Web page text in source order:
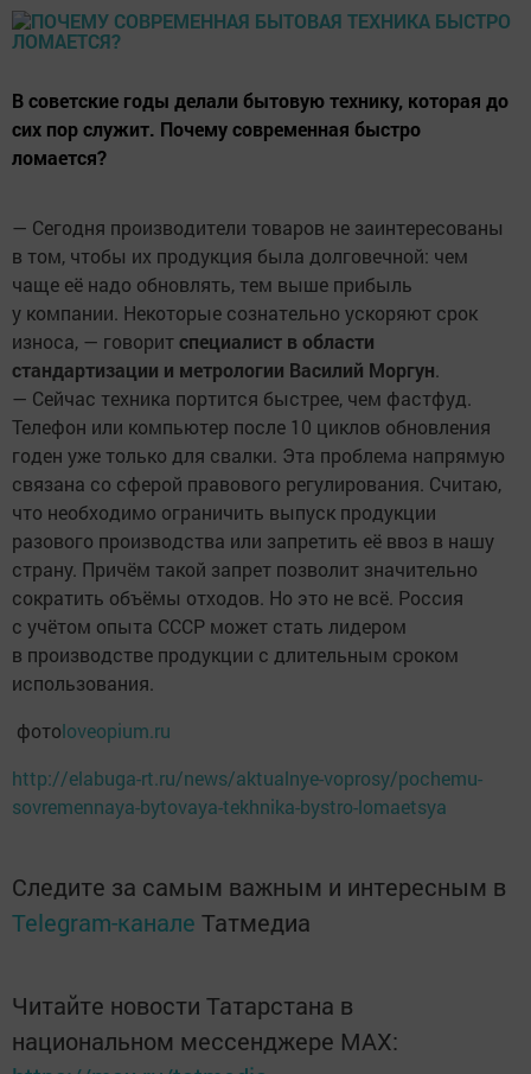
В советские годы делали бытовую технику, которая до
сих пор служит. Почему современная быстро
ломается?
— Сегодня производители товаров не заинтересованы
в том, чтобы их продукция была долговечной: чем
чаще её надо обновлять, тем выше прибыль
у компании. Некоторые сознательно ускоряют срок
износа, — говоритспециалист в области
стандартизации и метрологии Василий Моргун.
— Сейчас техника портится быстрее, чем фастфуд.
Телефон или компьютер после 10 циклов обновления
годен уже только для свалки. Эта проблема напрямую
связана со сферой правового регулирования. Считаю,
что необходимо ограничить выпуск продукции
разового производства или запретить её ввоз в нашу
страну. Причём такой запрет позволит значительно
сократить объёмы отходов. Но это не всё. Россия
с учётом опыта СССР может стать лидером
в производстве продукции с длительным сроком
использования.
фотоloveopium.ru
http://elabuga-rt.ru/news/aktualnye-voprosy/pochemu-
sovremennaya-bytovaya-tekhnika-bystro-lomaetsya
Следите за самым важным и интересным в
Telegram-канале Татмедиа
Читайте новости Татарстана в
национальном мессенджере MАХ: